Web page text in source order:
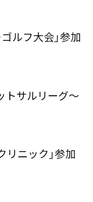
ルフ大会」参加
トサルリーグ〜
リニック」参加